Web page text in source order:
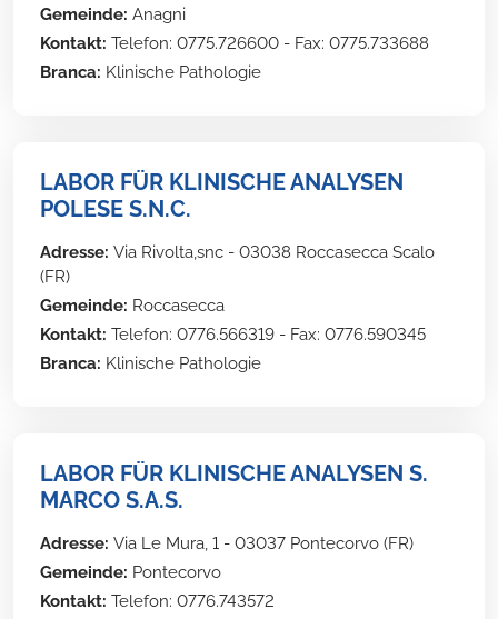
Gemeinde: Anagni
Kontakt: Telefon: 0775.726600 - Fax: 0775.733688
Branca: Klinische Pathologie
LABOR FÜR KLINISCHE ANALYSEN
POLESE S.N.C.
Adresse: Via Rivolta,snc - 03038 Roccasecca Scalo
(FR)
Gemeinde: Roccasecca
Kontakt: Telefon: 0776.566319 - Fax: 0776.590345
Branca: Klinische Pathologie
LABOR FÜR KLINISCHE ANALYSEN S.
MARCO S.A.S.
Adresse: Via Le Mura, 1 - 03037 Pontecorvo (FR)
Gemeinde: Pontecorvo
Kontakt: Telefon: 0776.743572